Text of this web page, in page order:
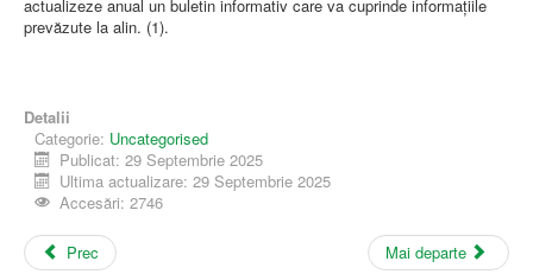
actualizeze anual un buletin informativ care va cuprinde informaţiile
prevăzute la alin. (1).
Detalii
Categorie: Uncategorised
Publicat: 29 Septembrie 2025
Ultima actualizare: 29 Septembrie 2025
Accesări: 2746
Prec Mai departe